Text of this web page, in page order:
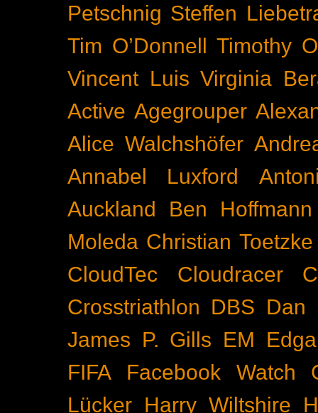
Petschnig Steffen
Tim O’Donnell Timothy
Vincent Luis Virginia
Active Agegrouper
Alice Walchshöfer
Annabel Luxford
Auckland
Ben Hoffmann
Moleda Christian Toetzke
CloudTec
Cloudracer
Crosstriathlon DBS Dan
James P. Gills EM
FIFA
Facebook Watch
Lücker Harry Wiltshire